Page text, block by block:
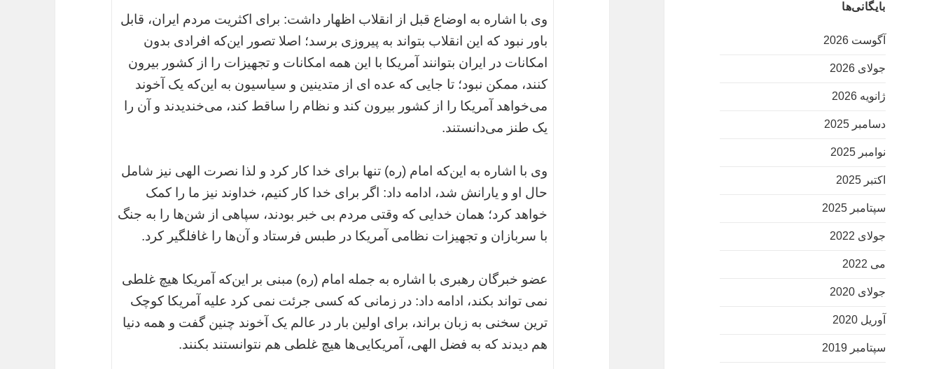
بایگانی‌ها
آگوست 2026
جولای 2026
ژانویه 2026
دسامبر 2025
نوامبر 2025
اکتبر 2025
سپتامبر 2025
جولای 2022
می 2022
جولای 2020
آوریل 2020
سپتامبر 2019
وی با اشاره به اوضاع قبل از انقلاب اظهار داشت: برای اکثریت مردم ایران، قابل
باور نبود که این انقلاب بتواند به پیروزی برسد؛ اصلا تصور این‌که افرادی بدون
امکانات در ایران بتوانند آمریکا با این همه امکانات و تجهیزات را از کشور بیرون
کنند، ممکن نبود؛ تا جایی که عده ای از متدینین و سیاسیون به این‌که یک آخوند
می‌خواهد آمریکا را از کشور بیرون کند و نظام را ساقط کند، می‌خندیدند و آن را
یک طنز می‌دانستند.
وی با اشاره به این‌که امام (ره) تنها برای خدا کار کرد و لذا نصرت الهی نیز شامل
حال او و یارانش شد، ادامه داد: اگر برای خدا کار کنیم، خداوند نیز ما را کمک
خواهد کرد؛ همان خدایی که وقتی مردم بی خبر بودند، سپاهی از شن‌ها را به جنگ
با سربازان و تجهیزات نظامی آمریکا در طبس فرستاد و آن‌ها را غافلگیر کرد.
عضو خبرگان رهبری با اشاره به جمله امام (ره) مبنی بر این‌که آمریکا هیچ غلطی
نمی تواند بکند، ادامه داد: در زمانی که کسی جرئت نمی کرد علیه آمریکا کوچک
ترین سخنی به زبان براند، برای اولین بار در عالم یک آخوند چنین گفت و همه دنیا
هم دیدند که به فضل الهی، آمریکایی‌ها هیچ غلطی هم نتوانستند بکنند.